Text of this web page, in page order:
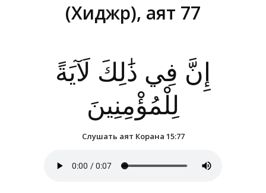
(Хиджр), аят 77
إِنَّ فِي ذَٰلِكَ لَآيَةً
لِلْمُؤْمِنِينَ
Слушать аят Корана 15:77